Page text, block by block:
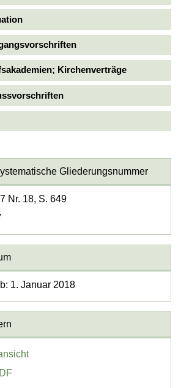
Kirchenverträge
Gliederungsnummer
Nr. 18, S. 649
1. Januar 2018